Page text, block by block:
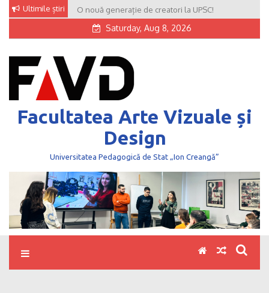
Skip
content
Ultimile știri O nouă generație de creatori la UPSC!
Saturday, Aug 8, 2026
Facultatea Arte Vizuale și
Design
Universitatea Pedagogică de Stat „Ion Creangă”